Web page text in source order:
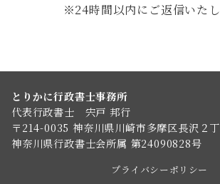
※24時間以内にご返信いたし
とりかに行政書士事務所
代表行政書士 宍戸 邦行
〒214-0035 神奈川県川崎市多摩区長沢２
神奈川県行政書士会所属 第24090828号
プライバシーポリシー